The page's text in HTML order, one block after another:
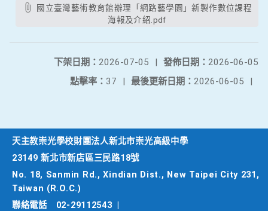
海報及介紹.pdf
發佈日期： 2026-06-05
下架日期： 2026-07-05
|
最後更新日期： 2026-06-05 |
點擊率： 37 |
天主教崇光學校財團法人新北市崇光高級中學
23149 新北市新店區三民路18號
No. 18, Sanmin Rd., Xindian Dist., New Taipei City 231,
Taiwan (R.O.C.)
聯絡電話
02-29112543